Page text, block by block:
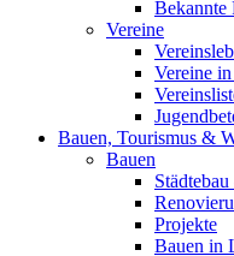
Bekannte
Vereine
Vereine
Bauen, Tourismus &
Bauen
Projekte
Bauen in